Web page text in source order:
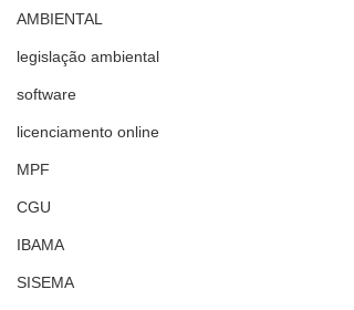
AMBIENTAL
legislação ambiental
software
licenciamento online
MPF
CGU
IBAMA
SISEMA